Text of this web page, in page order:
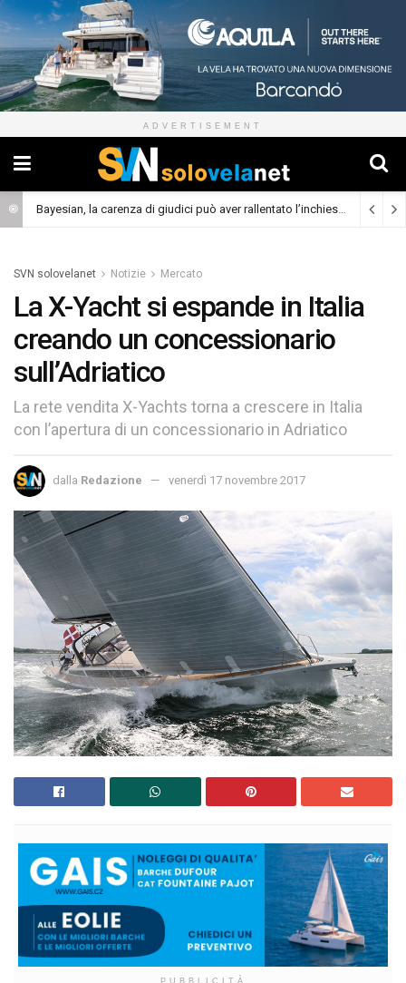
ADVERTISEMENT
Bayesian, la carenza di giudici può aver rallentato l’inchiesta (Cronaca)
SVN solovelanet Notizie Mercato
La X-Yacht si espande in Italia
creando un concessionario
sull’Adriatico
La rete vendita X-Yachts torna a crescere in Italia
con l’apertura di un concessionario in Adriatico
dalla Redazione venerdì 17 novembre 2017
PUBBLICITÀ